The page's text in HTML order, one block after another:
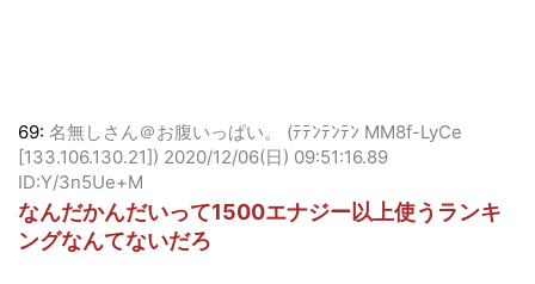
69:名無しさん＠お腹いっぱい。 (ﾃﾃﾝﾃﾝﾃﾝ MM8f-LyCe
[133.106.130.21])
ID:Y/3n5Ue+M
なんだかんだいって1500エナジー以上使うランキ